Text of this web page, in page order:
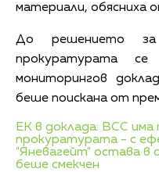
материали, обясниха
До решението за
прокуратурата се
мониторингов
беше поискана от
ЕК в доклада: ВСС има
прокуратурата - с
"Яневагейт" остава в
беше смекчен